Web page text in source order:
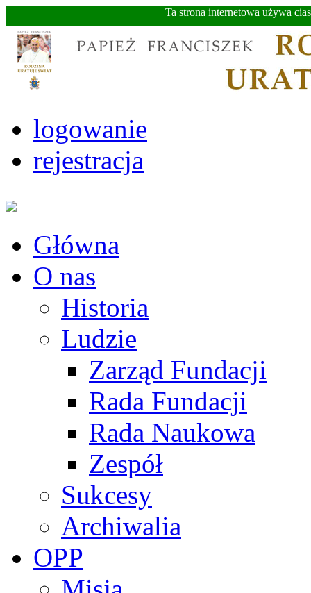
Ta strona internetowa używa
logowanie
rejestracja
Główna
O nas
Historia
Ludzie
Zarząd Fundacji
Rada Fundacji
Rada Naukowa
Zespół
Sukcesy
Archiwalia
OPP